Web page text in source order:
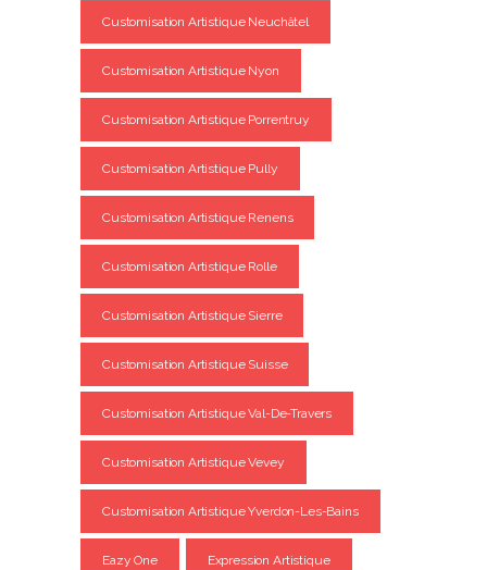
Customisation Artistique Neuchâtel
Customisation Artistique Nyon
Customisation Artistique Porrentruy
Customisation Artistique Pully
Customisation Artistique Renens
Customisation Artistique Rolle
Customisation Artistique Sierre
Customisation Artistique Suisse
Customisation Artistique Val-De-Travers
Customisation Artistique Vevey
Customisation Artistique Yverdon-Les-Bains
Eazy One Expression Artistique